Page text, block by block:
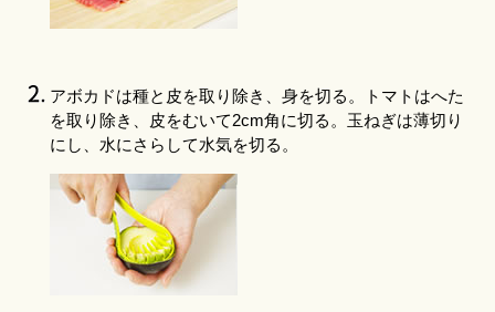
アボカドは種と皮を取り除き、身を切る。トマトはへた
を取り除き、皮をむいて2cm角に切る。玉ねぎは薄切り
にし、水にさらして水気を切る。